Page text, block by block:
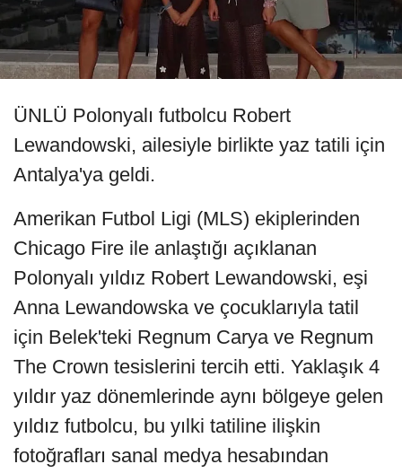
ÜNLÜ Polonyalı futbolcu Robert
Lewandowski, ailesiyle birlikte yaz tatili için
Antalya'ya geldi.
Amerikan Futbol Ligi (MLS) ekiplerinden
Chicago Fire ile anlaştığı açıklanan
Polonyalı yıldız Robert Lewandowski, eşi
Anna Lewandowska ve çocuklarıyla tatil
için Belek'teki Regnum Carya ve Regnum
The Crown tesislerini tercih etti. Yaklaşık 4
yıldır yaz dönemlerinde aynı bölgeye gelen
yıldız futbolcu, bu yılki tatiline ilişkin
fotoğrafları sanal medya hesabından